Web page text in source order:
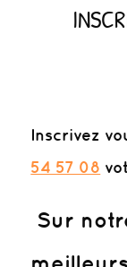
Inscrivez
54 57 08
Sur